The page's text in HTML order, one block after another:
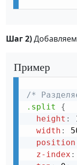
Шаг 2)Добавляем
Пример
/*
.split
{
height :
width :
position
z-index :